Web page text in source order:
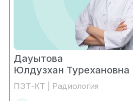
Дауытова
Юлдузхан Турехановна
ПЭТ-КТ | Радиология